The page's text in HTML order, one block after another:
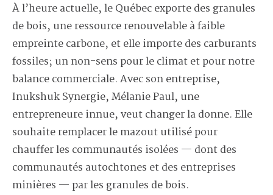
À l’heure actuelle, le Québec exporte des granules
de bois, une ressource renouvelable à faible
empreinte carbone, et elle importe des carburants
fossiles; un non-sens pour le climat et pour notre
balance commerciale. Avec son entreprise,
Inukshuk Synergie, Mélanie Paul, une
entrepreneure innue, veut changer la donne. Elle
souhaite remplacer le mazout utilisé pour
chauffer les communautés isolées — dont des
communautés autochtones et des entreprises
minières — par les granules de bois.